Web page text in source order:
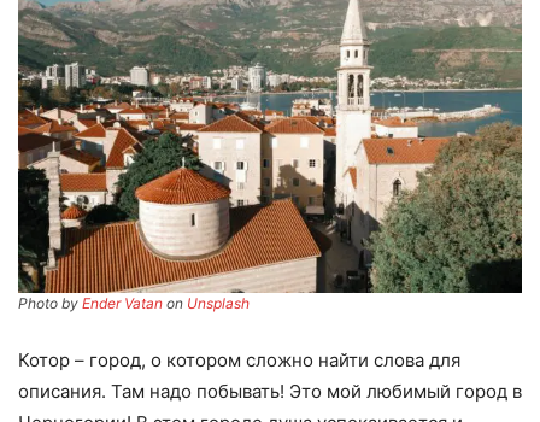
Photo by Ender Vatan on Unsplash
Котор – город, о котором сложно найти слова для
описания. Там надо побывать! Это мой любимый город в